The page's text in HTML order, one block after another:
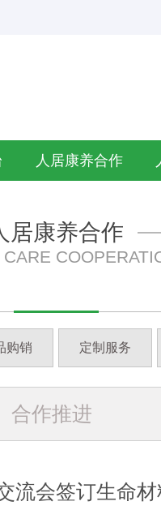
人居康养合作
居康养合作
购销 定制服务
合作推进
流会签订生命